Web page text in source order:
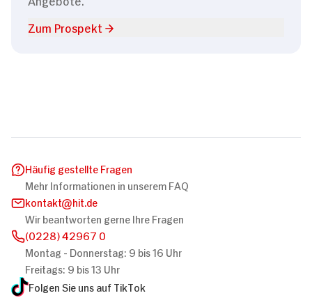
Zum Prospekt
Häufig gestellte Fragen
Mehr Informationen in unserem FAQ
kontakt
hit.de
Wir beantworten gerne Ihre Fragen
(0228) 42967 0
Montag - Donnerstag: 9 bis 16 Uhr
Freitags: 9 bis 13 Uhr
Folgen Sie uns auf TikTok